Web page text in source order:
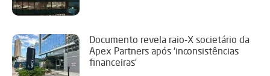
Documento revela raio-X societário da
Apex Partners após ‘inconsistências
financeiras’